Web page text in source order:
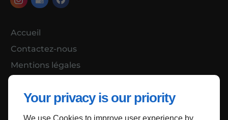
Your privacy is our priority
We use Cookies to improve user experience by
Accueil
Contactez-nous
Mentions légales